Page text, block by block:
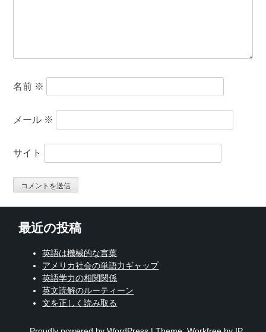
名前 ※
メール ※
サイト
最近の投稿
英語は機械的な言葉
アメリカ社会の単語力ギャップ
英語学力の相関関係
英文読解のルーティーン
文を正しく読み取る